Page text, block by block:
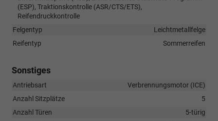
(ESP), Traktionskontrolle (ASR/CTS/ETS),
Reifendruckkontrolle
Felgentyp
Leichtmetallfelge
Reifentyp
Sommerreifen
Sonstiges
Antriebsart
Verbrennungsmotor (ICE)
Anzahl Sitzplätze
5
Anzahl Türen
5-türig